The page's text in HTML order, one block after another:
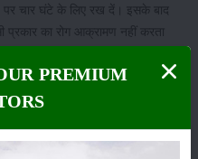
पर चार घंटे के लिए रख दें। इसके बाद
का रोग आक्रामण नहीं करता
कहीं खाली फसल तैयार होती है।
PREMIUM